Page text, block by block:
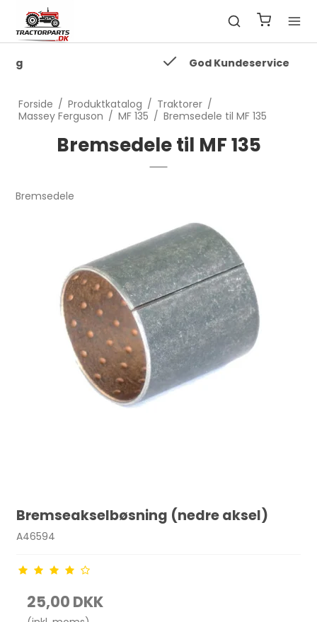
God Kundeservice
Forside / Produktkatalog / Traktorer /
Massey Ferguson / MF 135 / Bremsedele til MF 135
Bremsedele til MF 135
Bremsedele
Bremseakselbøsning (nedre aksel)
A46594
25,00 DKK